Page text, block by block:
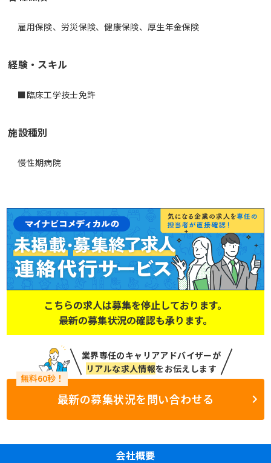
雇用保険、労災保険、健康保険、厚生年金保険
経験・スキル
■臨床工学技士免許
施設種別
慢性期病院
こちらの求人は募集を停止しております。
最新の募集状況の確認も承ります。
業界専任のキャリアアドバイザーが
リアルな求人情報をお伝えします
最新の募集状況を問い合わせる
会社概要